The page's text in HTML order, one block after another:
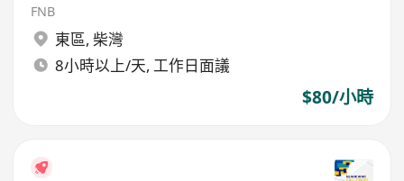
FNB
東區, 柴灣
8小時以上/天, 工作日面議
$80/小時